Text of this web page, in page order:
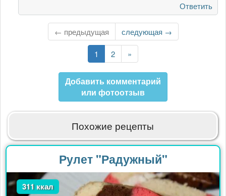
Мостовая
Ответить
← предыдущая
Следующая
страница
следующая →
Текущая
страница
1 Страница
2
Последняя
страница
»
Добавить комментарий
или фотоотзыв
Похожие рецепты
Рулет "Радужный"
311 ккал